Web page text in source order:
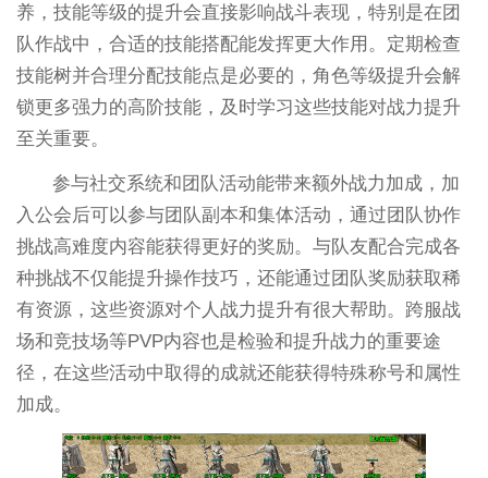
养，技能等级的提升会直接影响战斗表现，特别是在团
队作战中，合适的技能搭配能发挥更大作用。定期检查
技能树并合理分配技能点是必要的，角色等级提升会解
锁更多强力的高阶技能，及时学习这些技能对战力提升
至关重要。
参与社交系统和团队活动能带来额外战力加成，加
入公会后可以参与团队副本和集体活动，通过团队协作
挑战高难度内容能获得更好的奖励。与队友配合完成各
种挑战不仅能提升操作技巧，还能通过团队奖励获取稀
有资源，这些资源对个人战力提升有很大帮助。跨服战
场和竞技场等PVP内容也是检验和提升战力的重要途
径，在这些活动中取得的成就还能获得特殊称号和属性
加成。